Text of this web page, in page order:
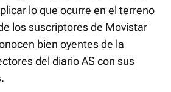
lo que ocurre en el terreno
los suscriptores de Movistar
bien oyentes de la
del diario AS con sus